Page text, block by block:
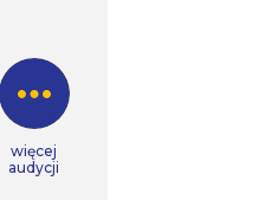
więcej
audycji